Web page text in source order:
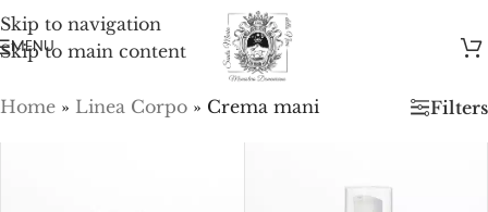
Skip to navigation
Skip to main content
MENU
Home » Linea Corpo » Crema mani Filters